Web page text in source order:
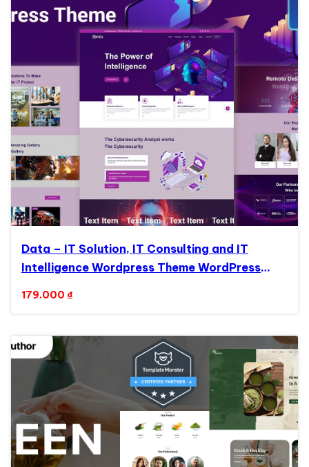
Data – IT Solution, IT Consulting and IT
Intelligence Wordpress Theme WordPress
179.000 ₫